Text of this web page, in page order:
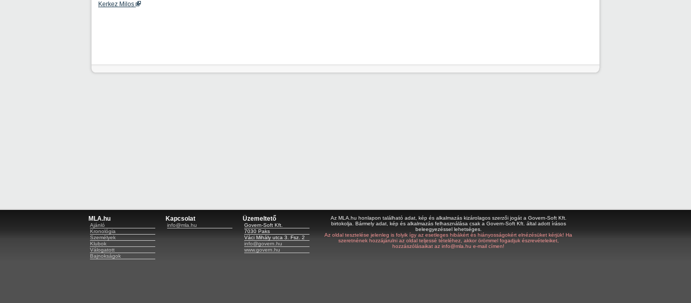
Kerkez Milos
MLA.hu
Ajánló
Kronológia
Személyek
Klubok
Válogatott
Bajnokságok
Kapcsolat
info@mla.hu
Üzemeltető
Govern-Soft Kft.
7030 Paks
Váci Mihály utca 3. Fsz. 2
info@govern.hu
www.govern.hu
Az MLA.hu honlapon található adat, kép és alkalmazás kizárolagos szerzői jogát a Govern-Soft Kft.
birtokolja. Bármely adat, kép és alkalmazás felhasználása csak a Govern-Soft Kft. által adott írásos
beleegyezéssel lehetséges.
Az oldal tesztelése jelenleg is folyik így az esetleges hibákért és hiányosságokért elnézésüket kérjük! Ha
szeretnének hozzájárulni az oldal teljessé tételéhez, akkor örömmel fogadjuk észrevételeiket,
hozzászólásaikat az info@mla.hu e-mail címen!